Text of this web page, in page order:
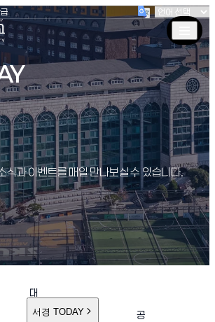
)(새창 열림)
식과 이벤트를 매일 만나보실 수 있습니다.
대
학
서경 TODAY
공